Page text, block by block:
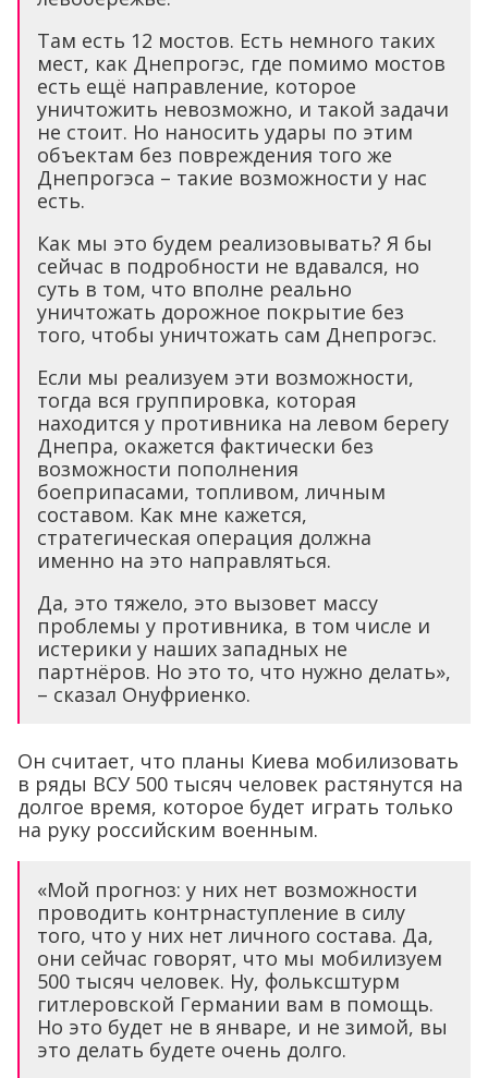
Там есть 12 мостов. Есть немного таких
мест, как Днепрогэс, где помимо мостов
есть ещё направление, которое
уничтожить невозможно, и такой задачи
не стоит. Но наносить удары по этим
объектам без повреждения того же
Днепрогэса – такие возможности у нас
есть.
Как мы это будем реализовывать? Я бы
сейчас в подробности не вдавался, но
суть в том, что вполне реально
уничтожать дорожное покрытие без
того, чтобы уничтожать сам Днепрогэс.
Если мы реализуем эти возможности,
тогда вся группировка, которая
находится у противника на левом берегу
Днепра, окажется фактически без
возможности пополнения
боеприпасами, топливом, личным
составом. Как мне кажется,
стратегическая операция должна
именно на это направляться.
Да, это тяжело, это вызовет массу
проблемы у противника, в том числе и
истерики у наших западных не
партнёров. Но это то, что нужно делать»,
– сказал Онуфриенко.
Он считает, что планы Киева мобилизовать
в ряды ВСУ 500 тысяч человек растянутся на
долгое время, которое будет играть только
на руку российским военным.
«Мой прогноз: у них нет возможности
проводить контрнаступление в силу
того, что у них нет личного состава. Да,
они сейчас говорят, что мы мобилизуем
500 тысяч человек. Ну, фольксштурм
гитлеровской Германии вам в помощь.
Но это будет не в январе, и не зимой, вы
это делать будете очень долго.